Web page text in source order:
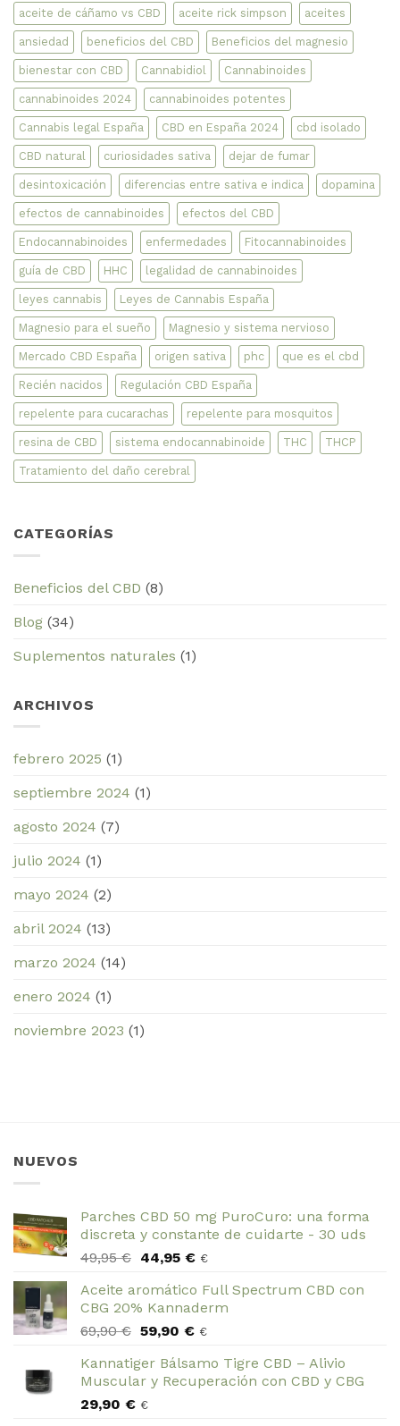
Aceites
con
evidencias
científicas
aceite de cáñamo vs CBD aceite rick simpson aceites
ansiedad beneficios del CBD Beneficios del magnesio
bienestar con CBD Cannabidiol Cannabinoides
cannabinoides 2024 cannabinoides potentes
Cannabis legal España CBD en España 2024 cbd isolado
CBD natural curiosidades sativa dejar de fumar
desintoxicación diferencias entre sativa e indica dopamina
efectos de cannabinoides efectos del CBD
Endocannabinoides enfermedades Fitocannabinoides
guía de CBD HHC legalidad de cannabinoides
leyes cannabis Leyes de Cannabis España
Magnesio para el sueño Magnesio y sistema nervioso
Mercado CBD España origen sativa phc que es el cbd
Recién nacidos Regulación CBD España
repelente para cucarachas repelente para mosquitos
resina de CBD sistema endocannabinoide THC THCP
Tratamiento del daño cerebral
CATEGORÍAS
Beneficios del CBD (8)
Blog (34)
Suplementos naturales (1)
ARCHIVOS
febrero 2025 (1)
septiembre 2024 (1)
agosto 2024 (7)
julio 2024 (1)
mayo 2024 (2)
abril 2024 (13)
marzo 2024 (14)
enero 2024 (1)
noviembre 2023 (1)
NUEVOS
Parches CBD 50 mg PuroCuro: una forma
discreta y constante de cuidarte - 30 uds
49,95€ El
original
era:
49,95 €.
44,95 €El
actual
es:
44,95 €.
€
Aceite aromático Full Spectrum CBD con
CBG 20% Kannaderm
69,90€ El
original
era:
69,90 €.
59,90 €El
actual
es:
€
Kannatiger Bálsamo Tigre CBD – Alivio
Muscular y Recuperación con CBD y CBG
29,90 € €